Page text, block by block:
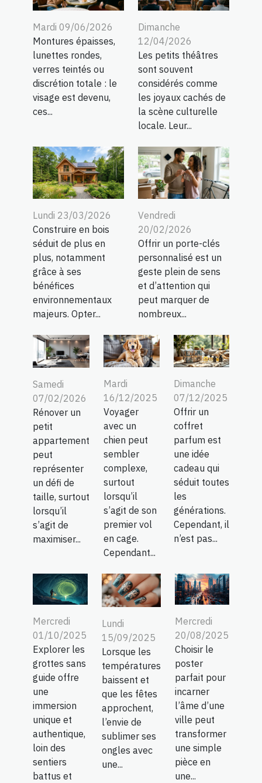
Mardi 09/06/2026
Montures épaisses,
lunettes rondes,
verres teintés ou
discrétion totale : le
visage est devenu,
ces...
Dimanche
12/04/2026
Les petits théâtres
sont souvent
considérés comme
les joyaux cachés de
la scène culturelle
locale. Leur...
Lundi 23/03/2026
Construire en bois
séduit de plus en
plus, notamment
grâce à ses
bénéfices
environnementaux
majeurs. Opter...
Vendredi
20/02/2026
Offrir un porte-clés
personnalisé est un
geste plein de sens
et d’attention qui
peut marquer de
nombreux...
Samedi
07/02/2026
Rénover un
petit
appartement
peut
représenter
un défi de
taille, surtout
lorsqu’il
s’agit de
maximiser...
Mardi
16/12/2025
Voyager
avec un
chien peut
sembler
complexe,
surtout
lorsqu’il
s’agit de son
premier vol
en cage.
Cependant...
Dimanche
07/12/2025
Offrir un
coffret
parfum est
une idée
cadeau qui
séduit toutes
les
générations.
Cependant, il
n’est pas...
Mercredi
01/10/2025
Explorer les
grottes sans
guide offre
une
immersion
unique et
authentique,
loin des
sentiers
battus et
Lundi
15/09/2025
Lorsque les
températures
baissent et
que les fêtes
approchent,
l’envie de
sublimer ses
ongles avec
une...
Mercredi
20/08/2025
Choisir le
poster
parfait pour
incarner
l’âme d’une
ville peut
transformer
une simple
pièce en
une...